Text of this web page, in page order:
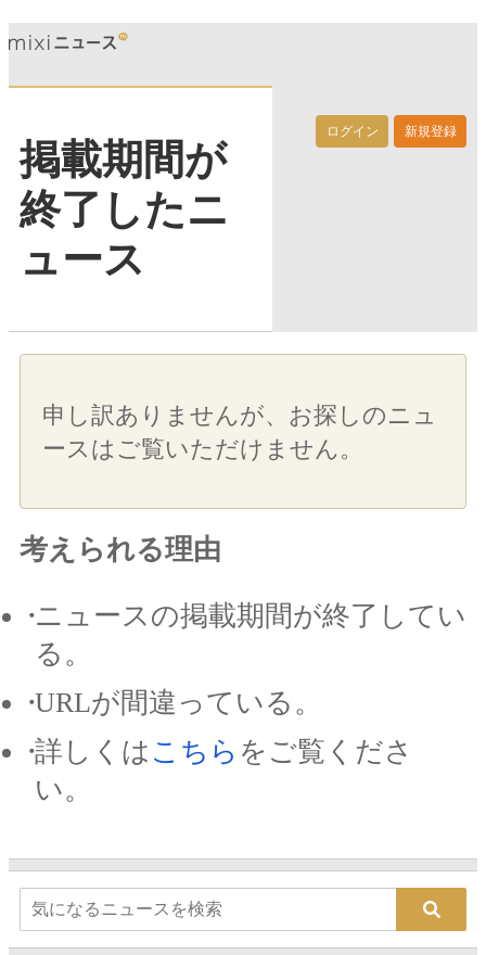
ログイン 新規登録
掲載期間が
終了したニ
ュース
申し訳ありませんが、お探しのニュ
ースはご覧いただけません。
考えられる理由
ニュースの掲載期間が終了してい
る。
URLが間違っている。
詳しくは こちら をご覧くださ
い。